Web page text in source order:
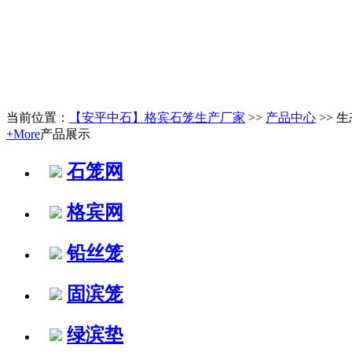
当前位置： 【安平中石】格宾石笼生产厂家 >> 产品中心 >> 生
+More产品展示
石笼网
格宾网
铅丝笼
固滨笼
绿滨垫